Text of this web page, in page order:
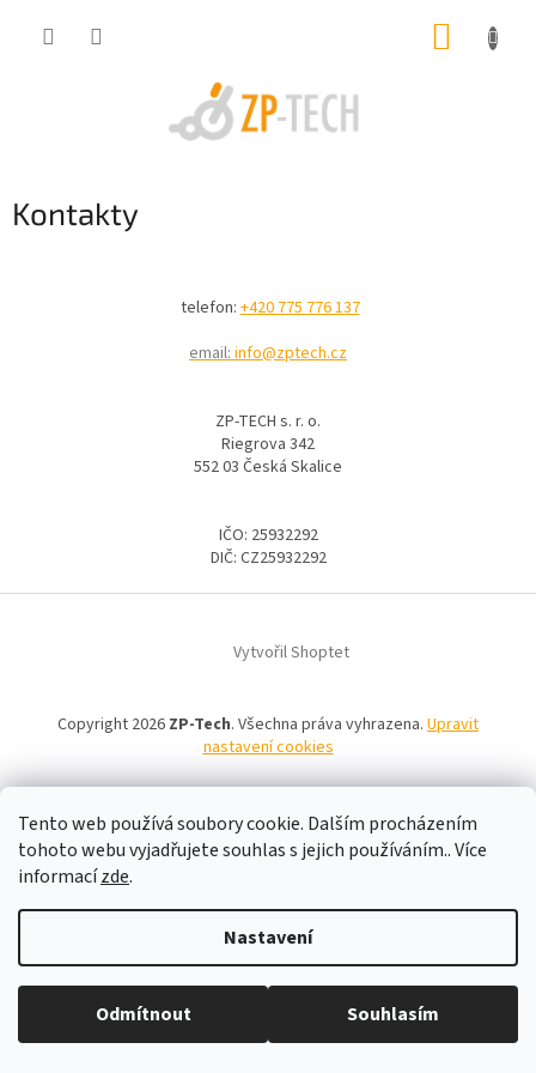
Tento web používá soubory cookie. Dalším procházením
tohoto webu vyjadřujete souhlas s jejich používáním.. Více
informacízde.
Nastavení
Odmítnout Souhlasím
Kontakty
telefon: +420 775 776 137
email: info@zptech.cz
ZP-TECH s. r. o.
Riegrova 342
552 03 Česká Skalice
IČO: 25932292
DIČ: CZ25932292
Vytvořil Shoptet
Copyright 2026 ZP-Tech. Všechna práva vyhrazena. Upravit
nastavení cookies